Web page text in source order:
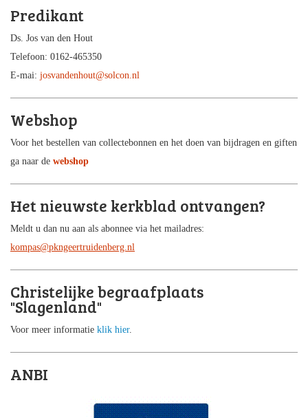
Predikant
Ds. Jos van den Hout
Telefoon: 0162-465350
E-mai: josvandenhout@solcon.nl
Webshop
Voor het bestellen van collectebonnen en het doen van bijdragen en giften
ga naar de webshop
Het nieuwste kerkblad ontvangen?
Meldt u dan nu aan als abonnee via het mailadres:
kompas@pkngeertruidenberg.nl
Christelijke begraafplaats
"Slagenland"
Voor meer informatie klik hier.
ANBI